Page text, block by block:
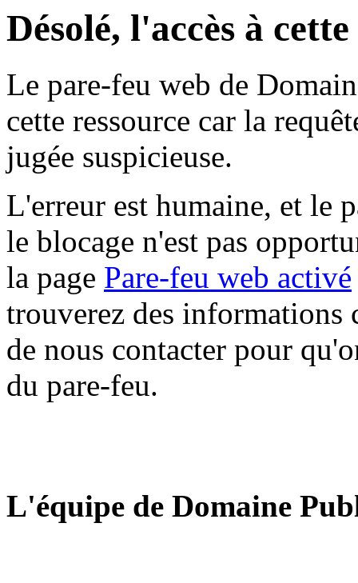
Désolé, l'accès à
Le pare-feu web de
cette ressource car la
jugée suspicieuse.
L'erreur est humaine, et le
le blocage n'est pas
la page Pare-feu web activé
trouverez des informations
de nous contacter pour
du pare-feu.
L'équipe de Domaine